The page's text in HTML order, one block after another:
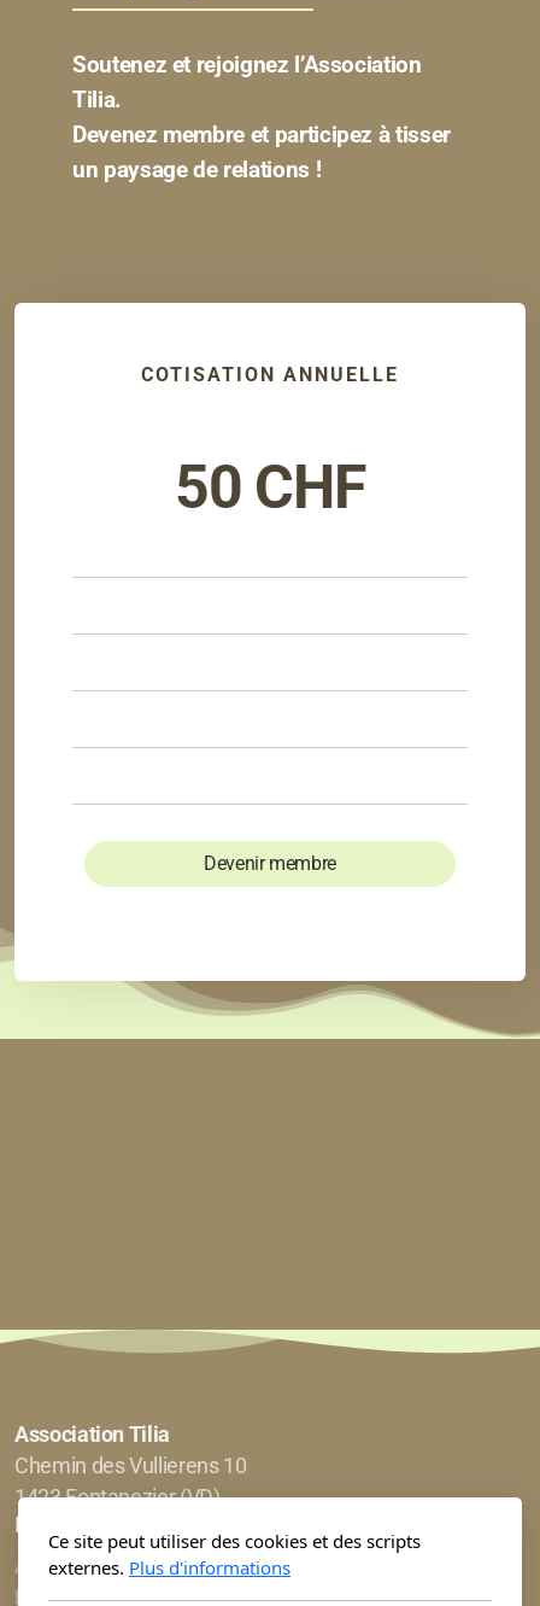
Soutenez et rejoignez l’Association
Tilia.
Devenez membre et participez à tisser
un paysage de relations !
COTISATION ANNUELLE
50 CHF
Devenir membre
Association Tilia
Chemin des Vullierens 10
1423 Fontanezier (VD)
Menu principal
Accueil
L’association
Ce site peut utiliser des cookies et des scripts
externes. Plus d'informations